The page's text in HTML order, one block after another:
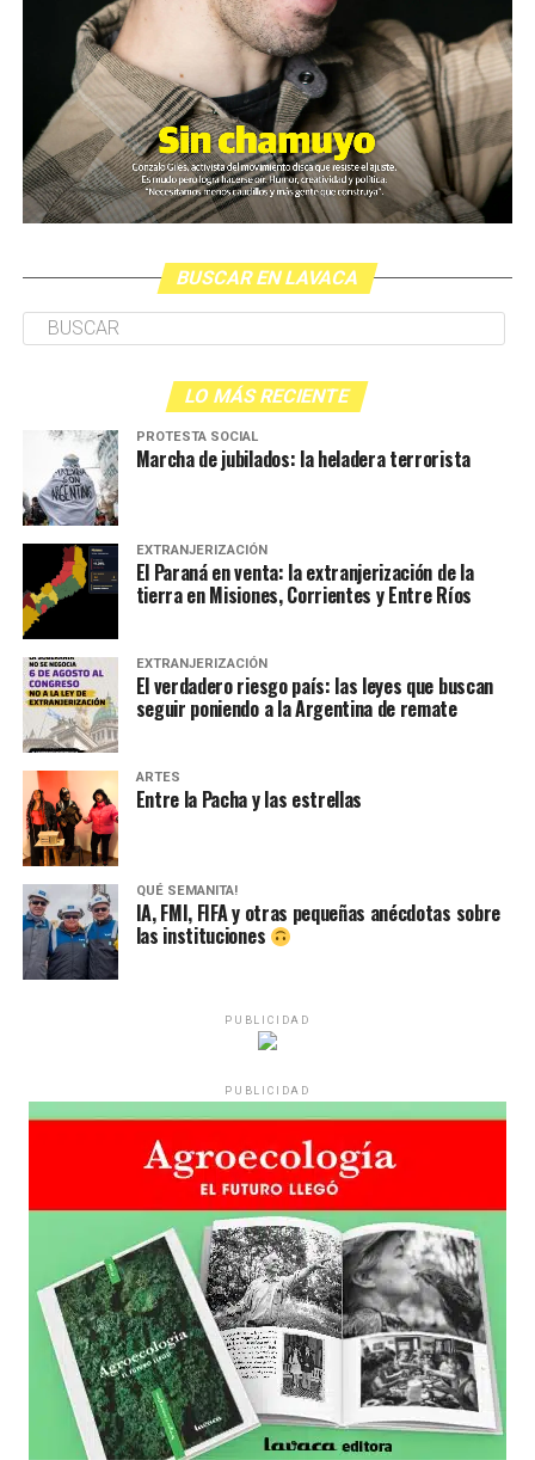
BUSCAR EN LAVACA
LO MÁS RECIENTE
PROTESTA SOCIAL
Marcha de jubilados: la heladera terrorista
EXTRANJERIZACIÓN
El Paraná en venta: la extranjerización de la
tierra en Misiones, Corrientes y Entre Ríos
EXTRANJERIZACIÓN
El verdadero riesgo país: las leyes que buscan
seguir poniendo a la Argentina de remate
ARTES
Entre la Pacha y las estrellas
QUÉ SEMANITA!
IA, FMI, FIFA y otras pequeñas anécdotas sobre
las instituciones
PUBLICIDAD
PUBLICIDAD